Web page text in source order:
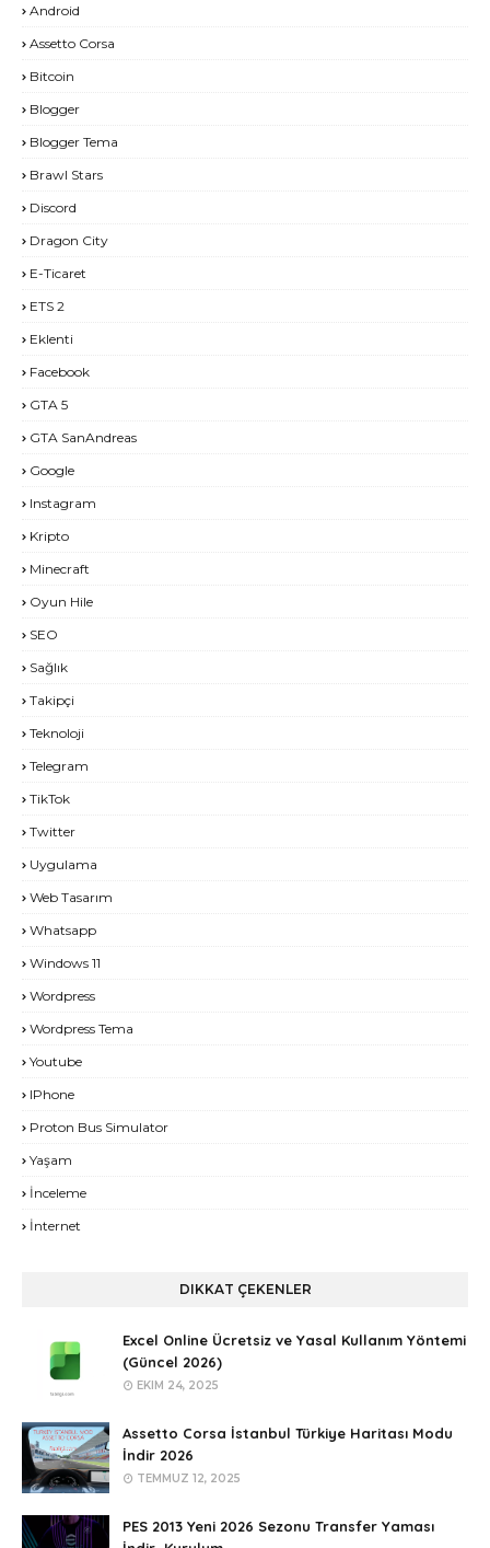
Android
Assetto Corsa
Bitcoin
Blogger
Blogger Tema
Brawl Stars
Discord
Dragon City
E-Ticaret
ETS 2
Eklenti
Facebook
GTA 5
GTA SanAndreas
Google
Instagram
Kripto
Minecraft
Oyun Hile
SEO
Sağlık
Takipçi
Teknoloji
Telegram
TikTok
Twitter
Uygulama
Web Tasarım
Whatsapp
Windows 11
Wordpress
Wordpress Tema
Youtube
IPhone
Proton Bus Simulator
Yaşam
İnceleme
İnternet
DIKKAT ÇEKENLER
Excel Online Ücretsiz ve Yasal Kullanım Yöntemi
(Güncel 2026)
EKIM 24, 2025
Assetto Corsa İstanbul Türkiye Haritası Modu
İndir 2026
TEMMUZ 12, 2025
PES 2013 Yeni 2026 Sezonu Transfer Yaması